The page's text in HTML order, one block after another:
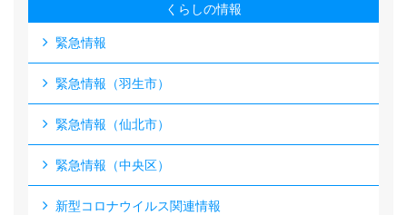
くらしの情報
緊急情報
緊急情報（羽生市）
緊急情報（仙北市）
緊急情報（中央区）
新型コロナウイルス関連情報